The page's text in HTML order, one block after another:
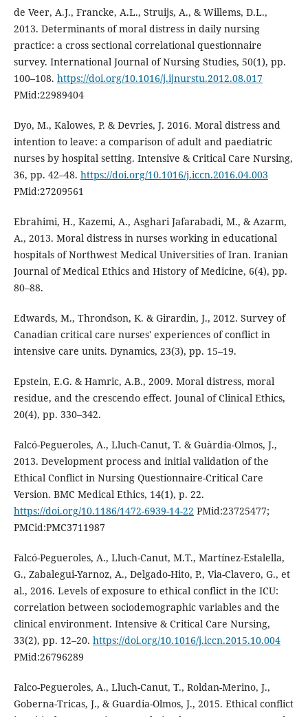
de Veer, A.J., Francke, A.L., Struijs, A., & Willems, D.L.,
2013. Determinants of moral distress in daily nursing
practice: a cross sectional correlational questionnaire
survey. International Journal of Nursing Studies, 50(1), pp.
100–108. https://doi.org/10.1016/j.ijnurstu.2012.08.017
PMid:22989404
Dyo, M., Kalowes, P. & Devries, J. 2016. Moral distress and
intention to leave: a comparison of adult and paediatric
nurses by hospital setting. Intensive & Critical Care Nursing,
36, pp. 42–48. https://doi.org/10.1016/j.iccn.2016.04.003
PMid:27209561
Ebrahimi, H., Kazemi, A., Asghari Jafarabadi, M., & Azarm,
A., 2013. Moral distress in nurses working in educational
hospitals of Northwest Medical Universities of Iran. Iranian
Journal of Medical Ethics and History of Medicine, 6(4), pp.
80–88.
Edwards, M., Throndson, K. & Girardin, J., 2012. Survey of
Canadian critical care nurses' experiences of conflict in
intensive care units. Dynamics, 23(3), pp. 15–19.
Epstein, E.G. & Hamric, A.B., 2009. Moral distress, moral
residue, and the crescendo effect. Jounal of Clinical Ethics,
20(4), pp. 330–342.
Falcó-Pegueroles, A., Lluch-Canut, T. & Guàrdia-Olmos, J.,
2013. Development process and initial validation of the
Ethical Conflict in Nursing Questionnaire-Critical Care
Version. BMC Medical Ethics, 14(1), p. 22.
https://doi.org/10.1186/1472-6939-14-22 PMid:23725477;
PMCid:PMC3711987
Falcó-Pegueroles, A., Lluch-Canut, M.T., Martínez-Estalella,
G., Zabalegui-Yarnoz, A., Delgado-Hito, P., Via-Clavero, G., et
al., 2016. Levels of exposure to ethical conflict in the ICU:
correlation between sociodemographic variables and the
clinical environment. Intensive & Critical Care Nursing,
33(2), pp. 12–20. https://doi.org/10.1016/j.iccn.2015.10.004
PMid:26796289
Falco-Pegueroles, A., Lluch-Canut, T., Roldan-Merino, J.,
Goberna-Tricas, J., & Guardia-Olmos, J., 2015. Ethical conflict